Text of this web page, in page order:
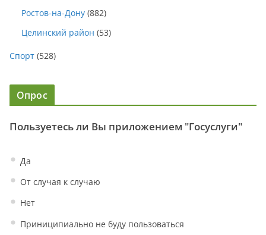
Ростов-на-Дону (882)
Целинский район (53)
Спорт (528)
Опрос
Пользуетесь ли Вы приложением "Госуслуги"
Да
От случая к случаю
Нет
Приниципиально не буду пользоваться